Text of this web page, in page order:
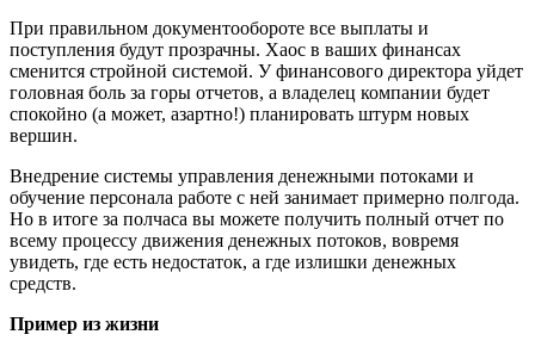
При правильном документообороте все выплаты и
поступления будут прозрачны. Хаос в ваших финансах
сменится стройной системой. У финансового директора уйдет
головная боль за горы отчетов, а владелец компании будет
спокойно (а может, азартно!) планировать штурм новых
вершин.
Внедрение системы управления денежными потоками и
обучение персонала работе с ней занимает примерно полгода.
Но в итоге за полчаса вы можете получить полный отчет по
всему процессу движения денежных потоков, вовремя
увидеть, где есть недостаток, а где излишки денежных
средств.
Пример из жизни